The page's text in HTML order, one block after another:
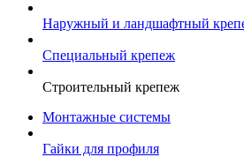
Наружный и ландшафтный
Специальный крепеж
Строительный крепеж
Монтажные системы
Гайки для профиля